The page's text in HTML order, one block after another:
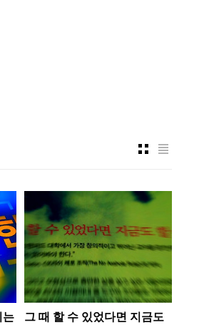
는
그 때 할 수 있었다면 지금도